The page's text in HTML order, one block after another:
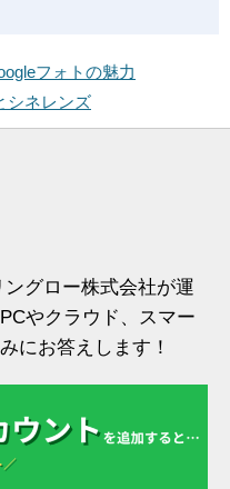
フォトの魅力
シネレンズ
グロー株式会社が運
やクラウド、スマー
にお答えします！